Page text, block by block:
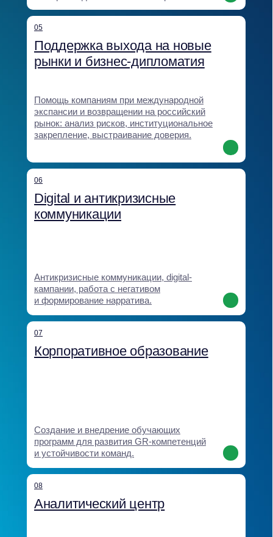
Все направления опираются на единую
аналитическую базу и интегрируются
в бизнес-процессы клиента, что
позволяет выстраивать комплексные
и устойчивые решения.
укрепляют доверие
и обеспечивают
долгосрочное
преимущество для бизнеса
кейсы и клиенты